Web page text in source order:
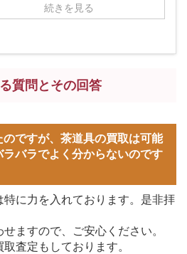
続きを見る
質問とその回答
ですが、茶道具の買取は可能
バラでよく分からないのです
に力を入れております。是非拝
ますので、ご安心ください。
査定もしております。